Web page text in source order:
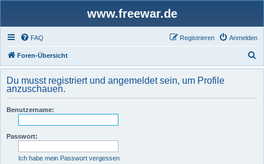
www.freewar.de
FAQ Anmelden
Registrieren
Foren-Übersicht
u
h
Du musst registriert und angemeldet sein, um Profile
anzuschauen.
Benutzername:
Passwort:
Ich habe mein Passwort vergessen